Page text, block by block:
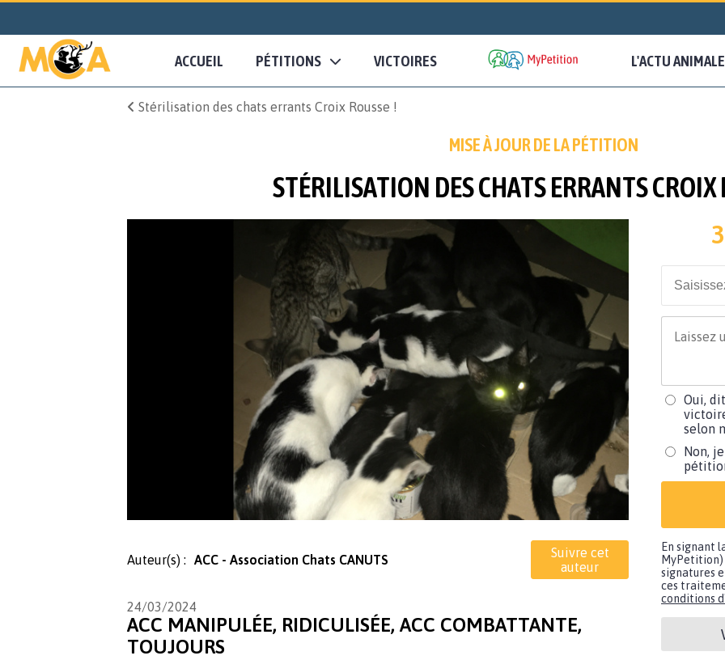
ACCUEIL PÉTITIONS VICTOIRES L'ACTU ANIMALE
Stérilisation des chats errants Croix Rousse !
MISE À JOUR DE LA PÉTITION
STÉRILISATION DES CHATS ERRANTS CROIX
Auteur(s) : ACC - Association Chats CANUTS
Suivre cet
auteur
24/03/2024
ACC MANIPULÉE, RIDICULISÉE, ACC COMBATTANTE,
TOUJOURS
Oui,
selon
Non,
En signant
MyPetition)
signatures
ces
conditions